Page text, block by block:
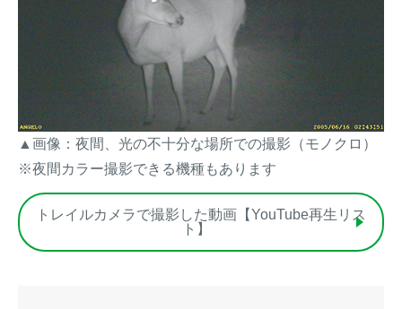
▲画像：夜間、光の不十分な場所での撮影（モノクロ）
※夜間カラー撮影できる機種もあります
トレイルカメラで撮影した動画【YouTube再生リス
ト】